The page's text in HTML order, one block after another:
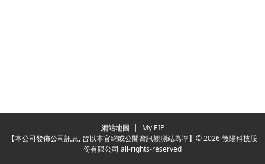
網站地圖 |
My EIP
【本公司發佈公司訊息, 皆以本官網或公開資訊觀測站為準】© 2026 敦陽科技股
份有限公司 all-rights-reserved